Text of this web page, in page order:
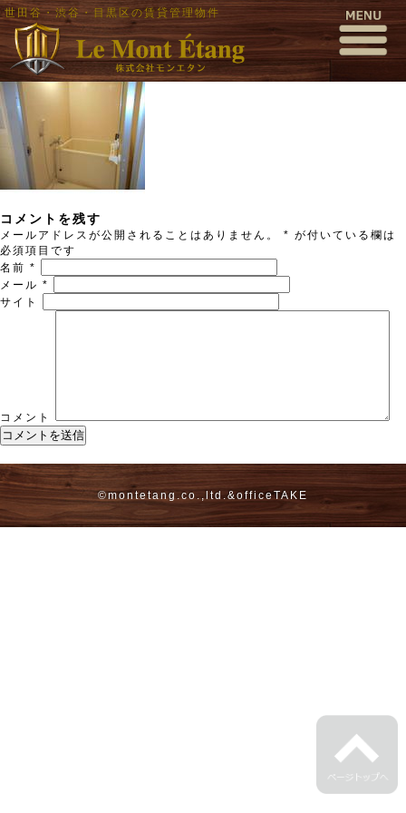
世田谷・渋谷・目黒区の賃貸管理物件
eru6
公開日時: 2015年12月27日160 × 160(eru6 )
← 前へ 次へ →
コメントを残す
メールアドレスが公開されることはありません。 * が付いている欄は
必須項目です
名前 *
メール *
サイト
コメント
©montetang.co.,ltd.&officeTAKE